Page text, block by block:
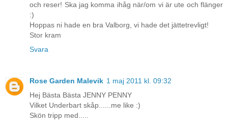
och reser! Ska jag komma ihåg när/om vi är ute och flänger
:)
Hoppas ni hade en bra Valborg, vi hade det jättetrevligt!
Stor kram
Svara
Rose Garden Malevik 1 maj 2011 kl. 09:32
Hej Bästa Bästa JENNY PENNY
Vilket Underbart skåp......me like :)
Skön tripp med.....